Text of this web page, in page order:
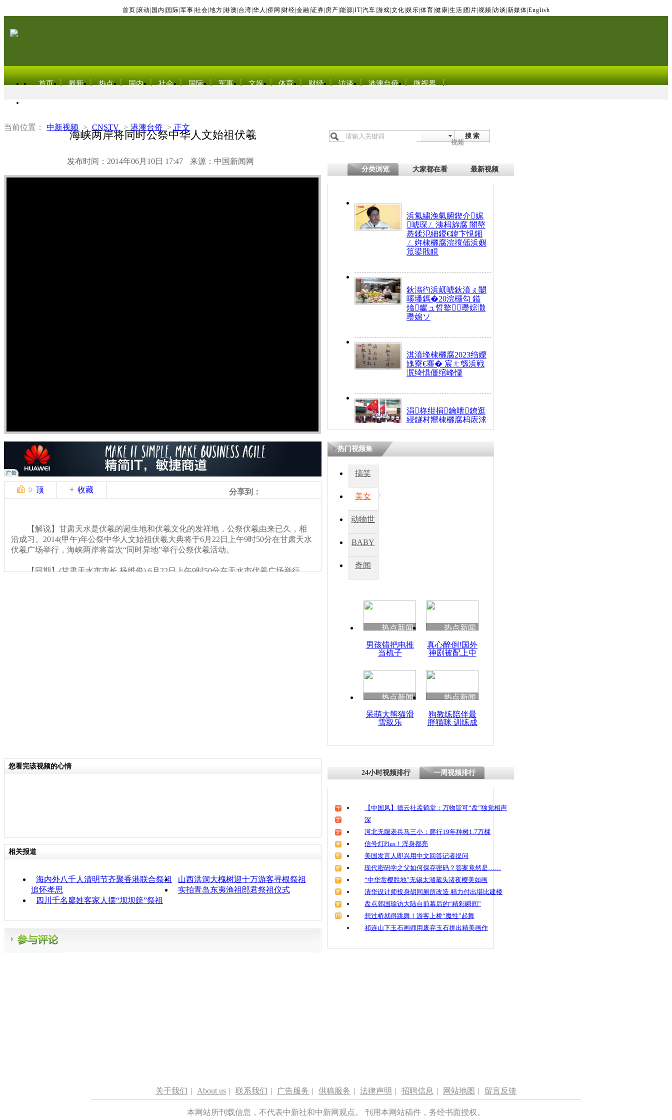
首页 滚动 国内 国际 军事 社会 地方 港澳 台湾 华人 侨网 财经 金融 证券 房产 能源 IT| 汽车 游戏 文化 娱乐 体育 健康 生活 图片 视频 访谈 新媒体 English
首页 最新 热点 国内 社会 国际 军事 文娱 体育 财经 访谈 港澳台侨 微视界
当前位置： 中新视频 > CNSTV > 港澳台侨 > 正文
海峡两岸将同时公祭中华人文始祖伏羲
发布时间：2014年06月10日 17:47 来源：中国新闻网
搜 索
视频
分类浏览 大家都在看 最新视频
浜氳繍浼氫腑鍥介娓
唬琛ㄥ洟杩旀腐 闇嶅
惎鍒氾細鍐€鍏卞悓鎺
ㄥ姩棣欐腐浣撹偛浜嬩
笟鍙戝睍
鈥滃彴浜屼唬鈥濆ぇ闄
嗘墦鎷�20浣欏勾 鎰
熻钀ュ晢鐜瓒婃潵
瓒婂ソ
淇濆埄棣欐腐2023绉嬫
媿寮€骞� 宸ㄤ綔浜戦
泦绮惧僵绾峰憟
涓柊绀捐鑰呭鐐逛
綅鐩村嚮棣欐腐杩庡浗
搴�24灏忔椂
0 顶 收藏 分享到：
【解说】甘肃天水是伏羲的诞生地和伏羲文化的发祥地，公祭伏羲由来已久，相
沿成习。2014(甲午)年公祭中华人文始祖伏羲大典将于6月22日上午9时50分在甘肃天水
伏羲广场举行，海峡两岸将首次“同时异地”举行公祭伏羲活动。
【同期】(甘肃天水市市长 杨维俊) 6月22日上午9时50分在天水市伏羲广场举行
热门视频集
搞笑
美女
动物世
BABY
秀
奇闻
热点新闻
男孩错把电推
当梳子
热点新闻
真心醉倒!国外
神剧被配上中
热点新闻
呆萌大熊猫滑
雪取乐
热点新闻
狗教练陪伴最
胖猫咪 训练成
您看完该视频的心情
相关报道
海内外八千人清明节齐聚香港联合祭祖
追怀孝思
山西洪洞大槐树迎十万游客寻根祭祖
实拍青岛东夷渔祖郎君祭祖仪式
四川千名廖姓客家人摆“坝坝筵”祭祖
24小时视频排行 一周视频排行
【中国风】德云社孟鹤堂：万物皆可“盘”独觉相声
深
河北无腿老兵马三小：爬行19年种树1.7万棵
信号灯Plus！浑身都亮
美国发言人即兴用中文回答记者提问
现代密码学之父如何保存密码？答案竟然是……
“中华赏樱胜地”无锡太湖鼋头渚夜樱美如画
清华设计师投身胡同厕所改造 精力付出堪比建楼
盘点韩国瑜访大陆台前幕后的“精彩瞬间”
想过桥就得跳舞！游客上桥“魔性”起舞
祁连山下玉石画师用废弃玉石拼出精美画作
关于我们 | About us | 联系我们 | 广告服务 | 供稿服务 | 法律声明 | 招聘信息 | 网站地图 | 留言反馈
本网站所刊载信息，不代表中新社和中新网观点。 刊用本网站稿件，务经书面授权。